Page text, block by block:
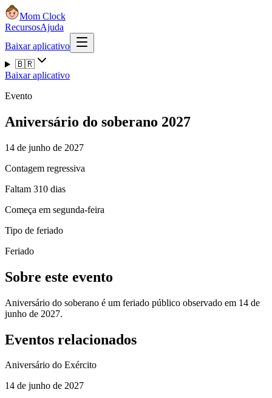
Mom Clock
RecursosAjuda
Baixar aplicativo
🇧🇷
Baixar aplicativo
Evento
Aniversário do soberano 2027
14 de junho de 2027
Contagem regressiva
Faltam 310 dias
Começa em segunda-feira
Tipo de feriado
Feriado
Sobre este evento
Aniversário do soberano é um feriado público observado em 14 de
junho de 2027.
Eventos relacionados
Aniversário do Exército
14 de junho de 2027